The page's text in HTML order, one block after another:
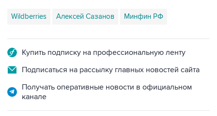
Wildberries Алексей Сазанов Минфин РФ
Купить подписку на профессиональную ленту
Подписаться на рассылку главных новостей сайта
Получать оперативные новости в официальном
канале